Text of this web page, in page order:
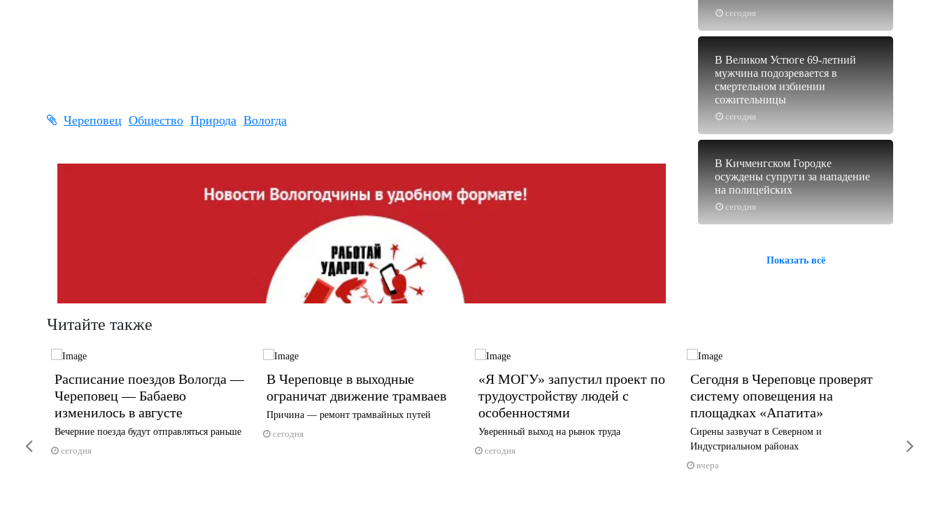
Череповец Общество Природа Вологда
сегодня
сегодня
В Великом Устюге 69-летний
мужчина подозревается в
смертельном избиении
сожительницы
сегодня
В Кичменгском Городке
осуждены супруги за нападение
на полицейских
Показать всё
Читайте также
Расписание поездов Вологда —
Череповец — Бабаево
изменилось в августе
Вечерние поезда будут отправляться раньше
сегодня
В Череповце в выходные
ограничат движение трамваев
Причина — ремонт трамвайных путей
сегодня
«Я МОГУ» запустил проект по
трудоустройству людей с
особенностями
Уверенный выход на рынок труда
сегодня
Сегодня в Череповце проверят
систему оповещения на
площадках «Апатита»
Сирены зазвучат в Северном и
Индустриальном районах
вчера
1 июня